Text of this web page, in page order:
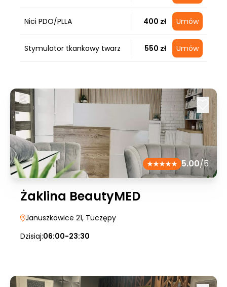
Nici PDO/PLLA 400 zł Umów
Stymulator tkankowy twarz 550 zł Umów
5.00/5
Żaklina BeautyMED
Januszkowice 21, Tuczępy
Dzisiaj:06:00-23:30